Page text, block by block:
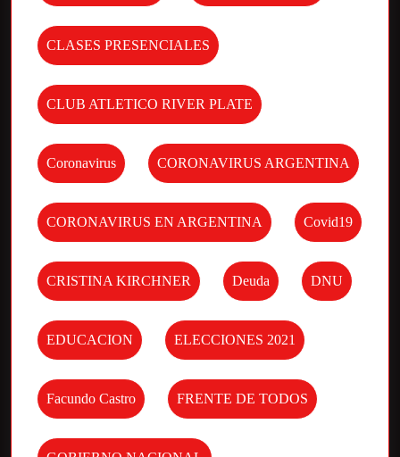
CLASES PRESENCIALES
CLUB ATLETICO RIVER PLATE
Coronavirus CORONAVIRUS ARGENTINA
CORONAVIRUS EN ARGENTINA Covid19
CRISTINA KIRCHNER Deuda DNU
EDUCACION ELECCIONES 2021
Facundo Castro FRENTE DE TODOS